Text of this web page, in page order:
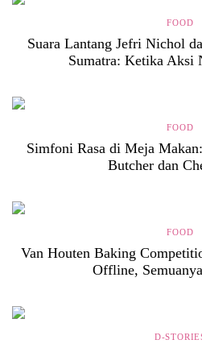
FOOD
Suara Lantang Jefri Nichol
Sumatra: Ketika Aksi
FOOD
Simfoni Rasa di Meja
Butcher dan
FOOD
Van Houten Baking
Offline,
D-